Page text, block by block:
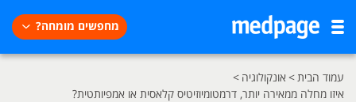
מחפשים מומחה?
עמוד הבית> אונקולוגיה >
איזו מחלה ממאירה יותר, דרמטומיוזיטיס קלאסית או אמפיותטית?